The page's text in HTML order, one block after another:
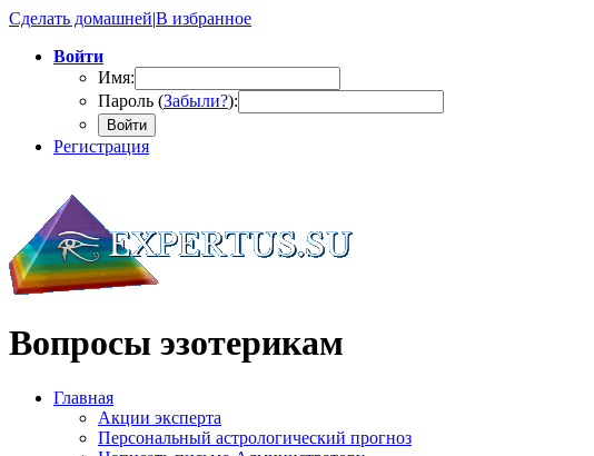
Сделать домашней|В избранное
Войти
Имя:
Пароль (Забыли?):
Войти
Регистрация
Вопросы эзотерикам
Главная
Акции эксперта
Персональный астрологический прогноз